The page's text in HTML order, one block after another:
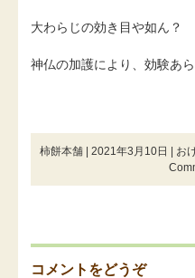
大わらじの効き目や如ん？
神仏の加護により、効験あ
柿餅本舗 | 2021年3月10日 | お
コメントをどうぞ